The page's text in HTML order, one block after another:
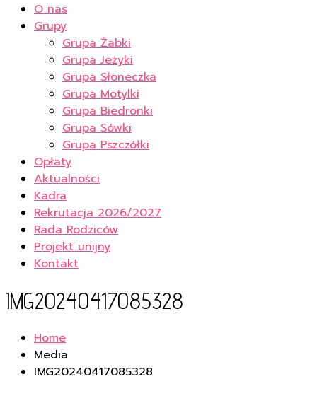
O nas
Grupy
Grupa Żabki
Grupa Jeżyki
Grupa Słoneczka
Grupa Motylki
Grupa Biedronki
Grupa Sówki
Grupa Pszczółki
Opłaty
Aktualności
Kadra
Rekrutacja 2026/2027
Rada Rodziców
Projekt unijny
Kontakt
IMG20240417085328
Home
Media
IMG20240417085328